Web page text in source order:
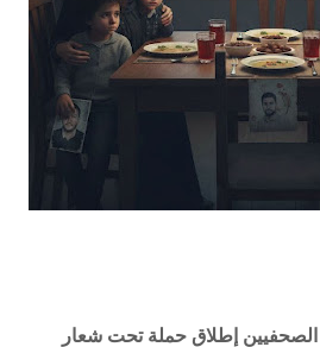
الصحفيين إطلاق حملة تحت شعار